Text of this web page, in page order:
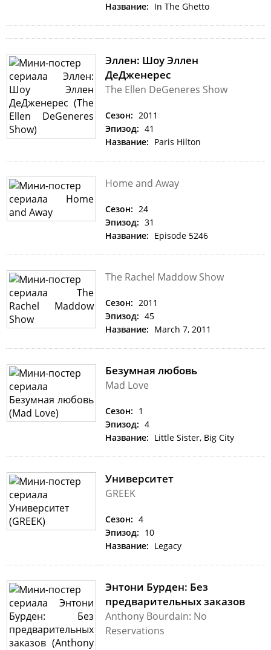
Название: In The Ghetto
Эллен: Шоу Эллен
ДеДженерес
The Ellen DeGeneres Show
Сезон: 2011
Эпизод: 41
Название: Paris Hilton
Home and Away
Сезон: 24
Эпизод: 31
Название: Episode 5246
The Rachel Maddow Show
Сезон: 2011
Эпизод: 45
Название: March 7, 2011
Безумная любовь
Mad Love
Сезон: 1
Эпизод: 4
Название: Little Sister, Big City
Университет
GREEK
Сезон: 4
Эпизод: 10
Название: Legacy
Энтони Бурден: Без
предварительных заказов
Anthony Bourdain: No
Reservations